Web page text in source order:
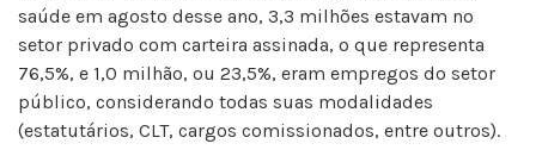
saúde em agosto desse ano, 3,3 milhões estavam no
setor privado com carteira assinada, o que representa
76,5%, e 1,0 milhão, ou 23,5%, eram empregos do setor
público, considerando todas suas modalidades
(estatutários, CLT, cargos comissionados, entre outros).